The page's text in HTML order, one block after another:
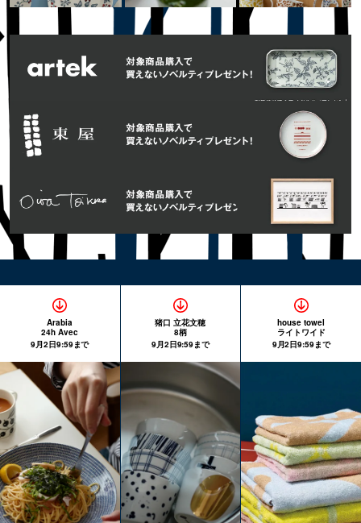
Arabia
24h Avec
9月2日9:59まで
猪口 立花文穂
8柄
9月2日9:59まで
house towel
ライトワイド
9月2日9:59まで